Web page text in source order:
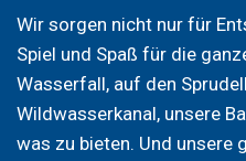
Wir sorgen nicht nur für
Spiel und Spaß für die
Wasserfall, auf den
Wildwasserkanal, unsere
was zu bieten. Und unsere